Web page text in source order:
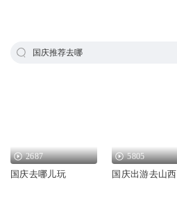
国庆推荐去哪
2687
国庆去哪儿玩
5805
国庆出游去山西